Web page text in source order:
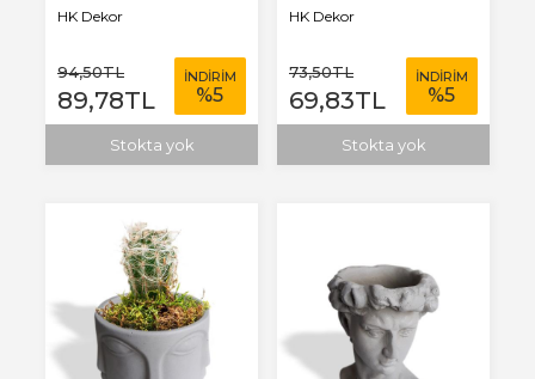
HK Dekor
94,50TL
89,78TL
İNDİRİM
%5
Stokta yok
HK Dekor
73,50TL
69,83TL
İNDİRİM
%5
Stokta yok